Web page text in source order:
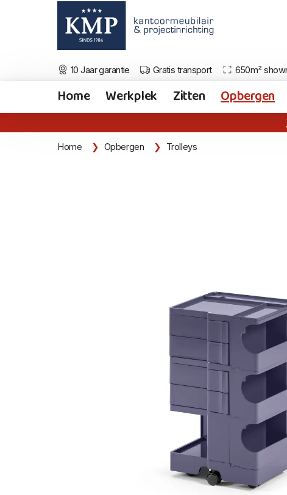
10 Jaar garantie Gratis transport 650m²
Home Werkplek Zitten Opbergen
Home Opbergen Trolleys